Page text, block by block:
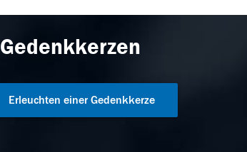
Gedenkkerzen
Erleuchten einer Gedenkkerze